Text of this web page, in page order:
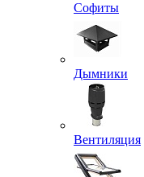
Софиты
Дымники
Вентиляция